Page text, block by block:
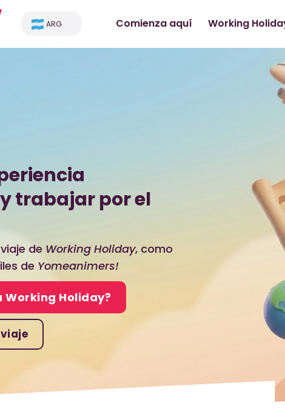
ARG Comienza aquí Working
trabajar por el
de Working Holiday, como
de Yomeanimers!
Working Holiday?